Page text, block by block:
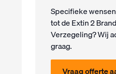
Specifieke
tot de Extin 2
Verzegeling? Wij
graag.
Vraag offerte